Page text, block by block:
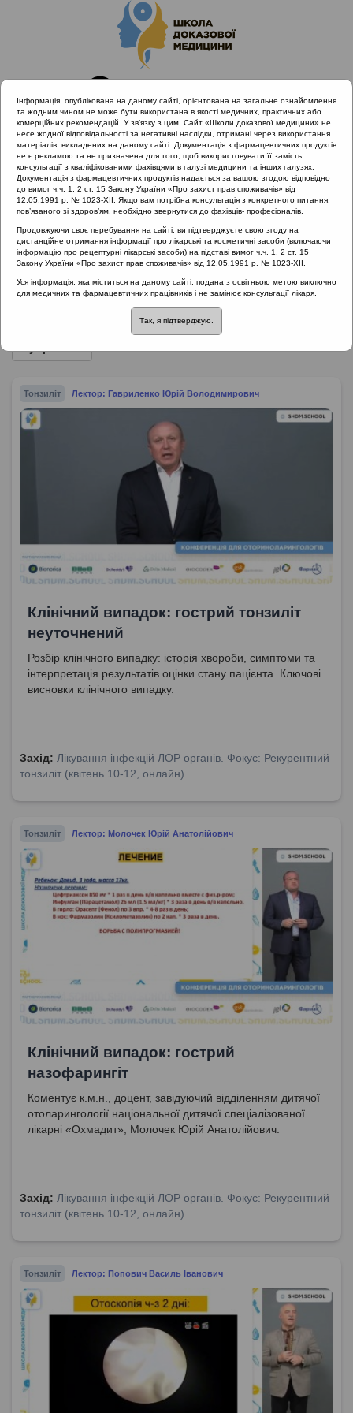
Головна
Проведені заходи
Лікування інфекцій ЛОР органів. Фокус: Рекурентний
тонзиліт (квітень 10-12, онлайн)
Лікування інфекцій ЛОР органів.
Фокус: Рекурентний тонзиліт (квітень
10-12, онлайн)
Тонзиліт Лектор: Гавриленко Юрій Володимирович
Клінічний випадок: гострий тонзиліт
неуточнений
Розбір клінічного випадку: історія хвороби, симптоми та
інтерпретація результатів оцінки стану пацієнта. Ключові
висновки клінічного випадку.
Захід: Лікування інфекцій ЛОР органів. Фокус: Рекурентний
тонзиліт (квітень 10-12, онлайн)
Тонзиліт Лектор: Молочек Юрій Анатолійович
Клінічний випадок: гострий
назофарингіт
Коментує к.м.н., доцент, завідуючий відділенням дитячої
отоларингології національної дитячої спеціалізованої
лікарні «Охмадит», Молочек Юрій Анатолійович.
Захід: Лікування інфекцій ЛОР органів. Фокус: Рекурентний
тонзиліт (квітень 10-12, онлайн)
Тонзиліт Лектор: Попович Василь Іванович
Інформація, опублікована на даному сайті, орієнтована на загальне ознайомлення
та жодним чином не може бути використана в якості медичних, практичних або
комерційних рекомендацій. У зв’язку з цим, Сайт «Школи доказової медицини» не
несе жодної відповідальності за негативні наслідки, отримані через використання
матеріалів, викладених на даному сайті. Документація з фармацевтичних продуктів
не є рекламою та не призначена для того, щоб використовувати її замість
консультації з кваліфікованими фахівцями в галузі медицини та інших галузях.
Документація з фармацевтичних продуктів надається за вашою згодою відповідно
до вимог ч.ч. 1, 2 ст. 15 Закону України «Про захист прав споживачів» від
12.05.1991 р. № 1023-XII. Якщо вам потрібна консультація з конкретного питання,
пов’язаного зі здоров’ям, необхідно звернутися до фахівців- професіоналів.
Продовжуючи своє перебування на сайті, ви підтверджуєте свою згоду на
дистанційне отримання інформації про лікарські та косметичні засоби (включаючи
інформацію про рецептурні лікарські засоби) на підставі вимог ч.ч. 1, 2 ст. 15
Закону України «Про захист прав споживачів» від 12.05.1991 р. № 1023-XII.
Уся інформація, яка міститься на даному сайті, подана з освітньою метою виключно
для медичних та фармацевтичних працівників і не замінює консультації лікаря.
Так, я підтверджую.